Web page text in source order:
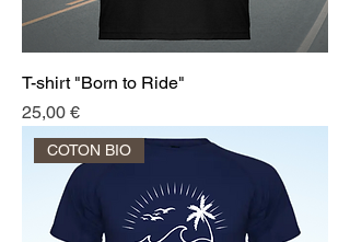
T-shirt "Born to Ride"
Prix
25,00 €
COTON BIO